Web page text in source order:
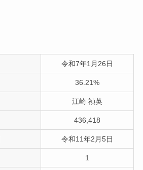
令和7年1月26日
36.21%
江崎 禎英
436,418
令和11年2月5日
1